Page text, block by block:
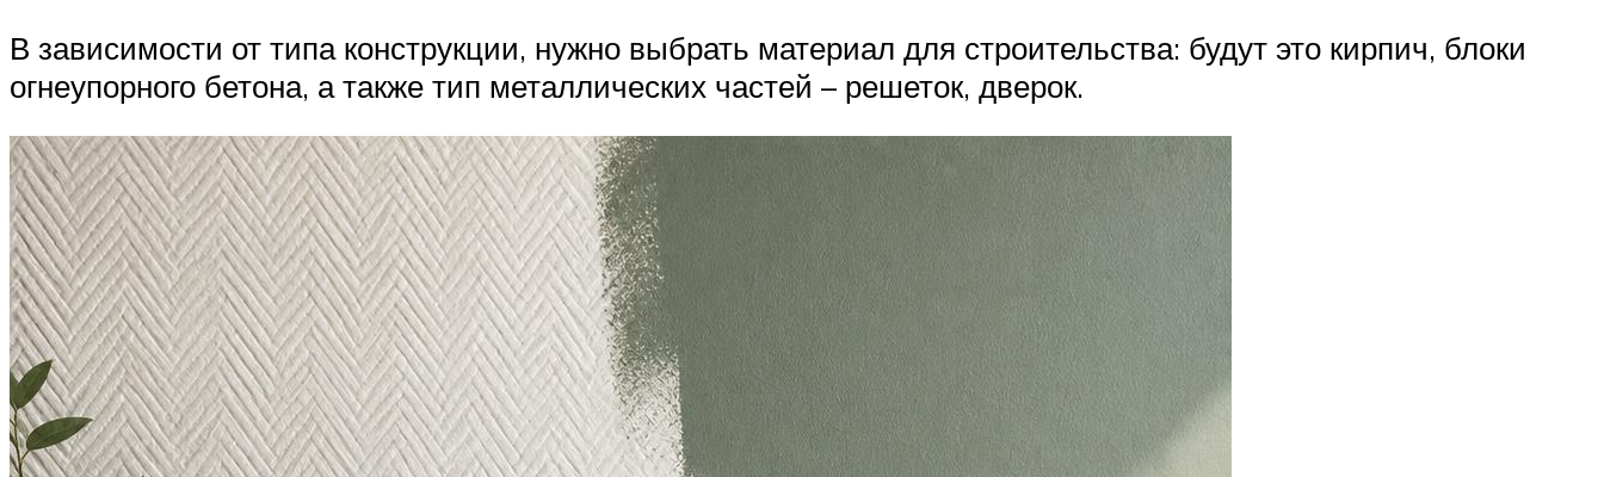
В зависимости от типа конструкции, нужно выбрать материал для строительства: будут это кирпич, блоки
огнеупорного бетона, а также тип металлических частей – решеток, дверок.